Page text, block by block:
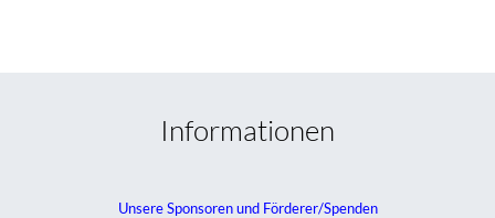
Informationen
Unsere Sponsoren und Förderer/Spenden